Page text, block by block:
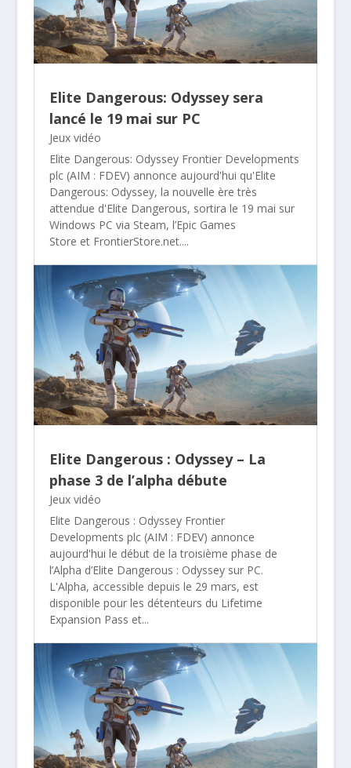
Elite Dangerous: Odyssey sera
lancé le 19 mai sur PC
Jeux vidéo
Elite Dangerous: Odyssey Frontier Developments
plc (AIM : FDEV) annonce aujourd'hui qu'Elite
Dangerous: Odyssey, la nouvelle ère très
attendue d'Elite Dangerous, sortira le 19 mai sur
Windows PC via Steam, l’Epic Games
Store et FrontierStore.net....
Elite Dangerous : Odyssey – La
phase 3 de l’alpha débute
Jeux vidéo
Elite Dangerous : Odyssey Frontier
Developments plc (AIM : FDEV) annonce
aujourd'hui le début de la troisième phase de
l’Alpha d’Elite Dangerous : Odyssey sur PC.
L'Alpha, accessible depuis le 29 mars, est
disponible pour les détenteurs du Lifetime
Expansion Pass et...